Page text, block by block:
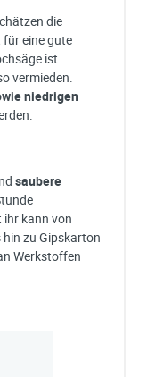
die
eine gute
ist
vermieden.
niedrigen
saubere
ihr kann von
zu Gipskarton
Werkstoffen